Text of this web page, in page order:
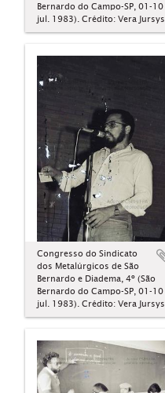
Bernardo do Campo-SP, 01-10
jul. 1983). Crédito: Vera Jursys
Congresso do Sindicato
dos Metalúrgicos de São
Bernardo e Diadema, 4º (São
Bernardo do Campo-SP, 01-10
jul. 1983). Crédito: Vera Jursys